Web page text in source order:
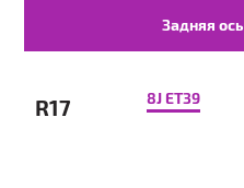
Задняя ось
R17 8J ET39